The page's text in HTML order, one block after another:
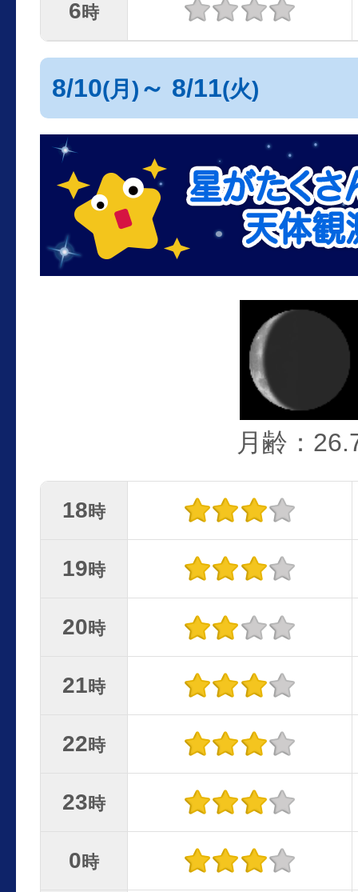
6時
8/10(月) ～ 8/11(火)
月齢：
18時
19時
20時
21時
22時
23時
0時